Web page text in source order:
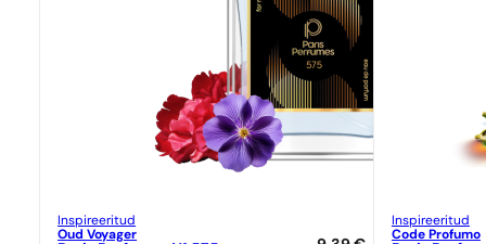
Inspireeritud
Oud Voyager
Inspireeritud
Code Profumo